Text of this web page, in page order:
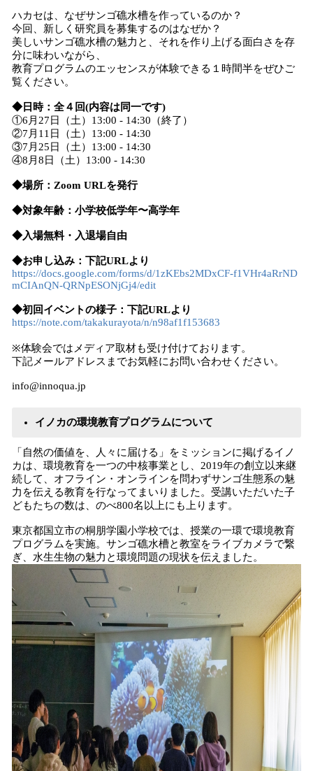
ハカセは、なぜサンゴ礁水槽を作っているのか？
今回、新しく研究員を募集するのはなぜか？
美しいサンゴ礁水槽の魅力と、それを作り上げる面白さを存
分に味わいながら、
教育プログラムのエッセンスが体験できる１時間半をぜひご
覧ください。
◆日時：全４回(内容は同一です)
①6月27日（土）13:00 - 14:30（終了）
②7月11日（土）13:00 - 14:30
③7月25日（土）13:00 - 14:30
④8月8日（土）13:00 - 14:30
◆場所：Zoom URLを発行
◆対象年齢：小学校低学年〜高学年
◆入場無料・入退場自由
◆お申し込み：下記URLより
https://docs.google.com/forms/d/1zKEbs2MDxCF-f1VHr4aRrND
mCIAnQN-QRNpESONjGj4/edit
◆初回イベントの様子：下記URLより
https://note.com/takakurayota/n/n98af1f153683
※体験会ではメディア取材も受け付けております。
下記メールアドレスまでお気軽にお問い合わせください。
info@innoqua.jp
イノカの環境教育プログラムについて
「自然の価値を、人々に届ける」をミッションに掲げるイノ
カは、環境教育を一つの中核事業とし、2019年の創立以来継
続して、オフライン・オンラインを問わずサンゴ生態系の魅
力を伝える教育を行なってまいりました。受講いただいた子
どもたちの数は、のべ800名以上にも上ります。
東京都国立市の桐朋学園小学校では、授業の一環で環境教育
プログラムを実施。サンゴ礁水槽と教室をライブカメラで繋
ぎ、水生生物の魅力と環境問題の現状を伝えました。